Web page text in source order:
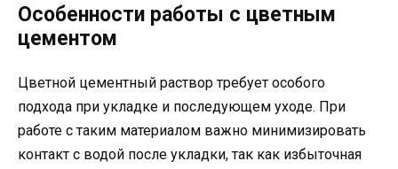
Особенности работы с цветным
цементом
Цветной цементный раствор требует особого
подхода при укладке и последующем уходе. При
работе с таким материалом важно минимизировать
контакт с водой после укладки, так как избыточная